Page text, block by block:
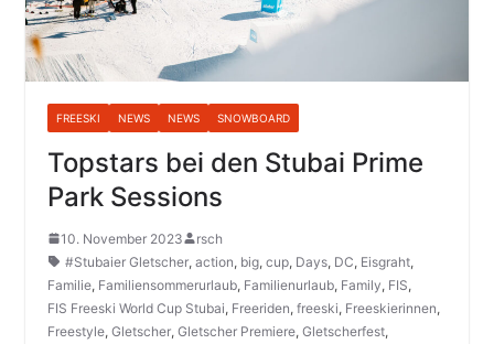
FREESKI NEWS NEWS SNOWBOARD
Topstars bei den Stubai Prime
Park Sessions
10. November 2023
rsch
#Stubaier Gletscher, action, big, cup, Days, DC, Eisgraht,
Familie, Familiensommerurlaub, Familienurlaub, Family, FIS,
FIS Freeski World Cup Stubai, Freeriden, freeski, Freeskierinnen,
Freestyle, Gletscher, Gletscher Premiere, Gletscherfest,